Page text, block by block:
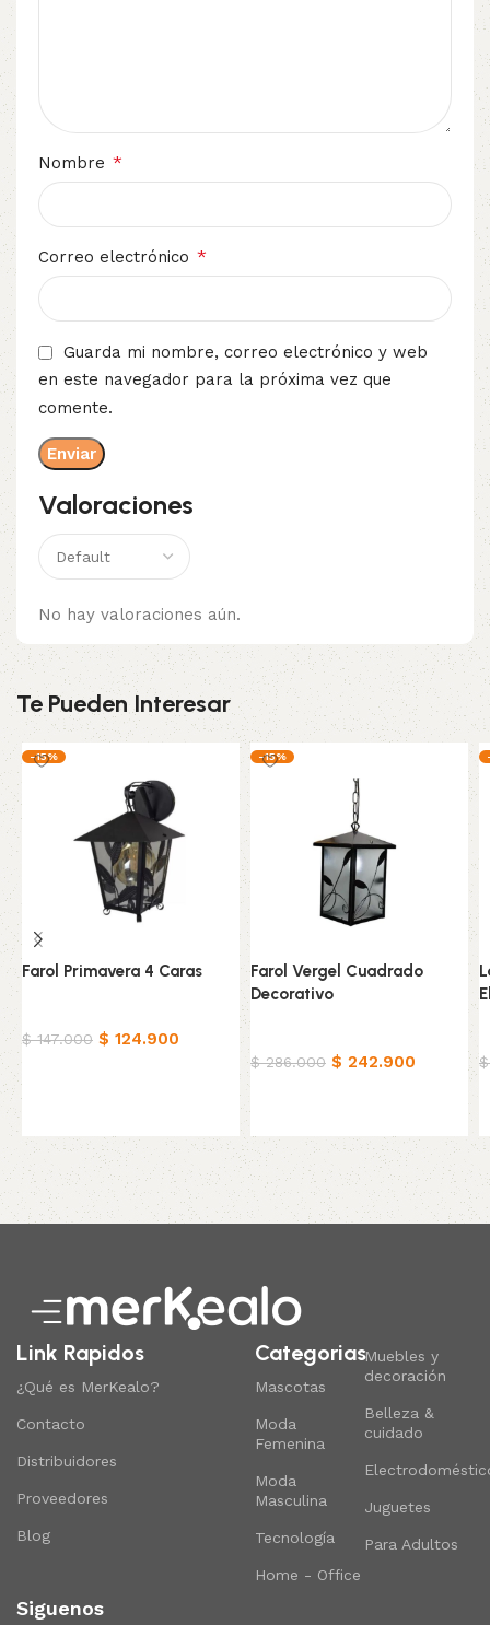
Valoraciones
No hay valoraciones aún.
Nombre *
Correo electrónico *
Guarda mi nombre, correo electrónico y web
en este navegador para la próxima vez que
comente.
Te Pueden Interesar
-15%
Farol Primavera 4 Caras
$147.000 $ 124.900
-15%
Farol Vergel Cuadrado
Decorativo
$286.000 $ 242.900 $
Read More
Link Rapidos
¿Qué es MerKealo?
Contacto
Distribuidores
Proveedores
Blog
Categorias
Mascotas
Moda
Femenina
Moda
Masculina
Tecnología
Home - Office
Muebles y
decoración
Belleza &
cuidado
Juguetes
Para Adultos
Siguenos